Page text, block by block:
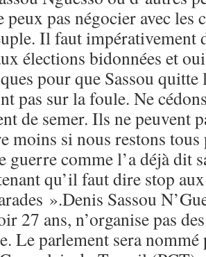
peux pas négocier avec les
Il faut impérativement
élections bidonnées et
pour que Sassou
pas sur la foule. Ne
de semer. Ils ne peuvent
moins si nous restons
guerre comme l’a déjà dit
qu’il faut dire stop
».Denis Sassou
27 ans, n’organise pas
Le parlement sera